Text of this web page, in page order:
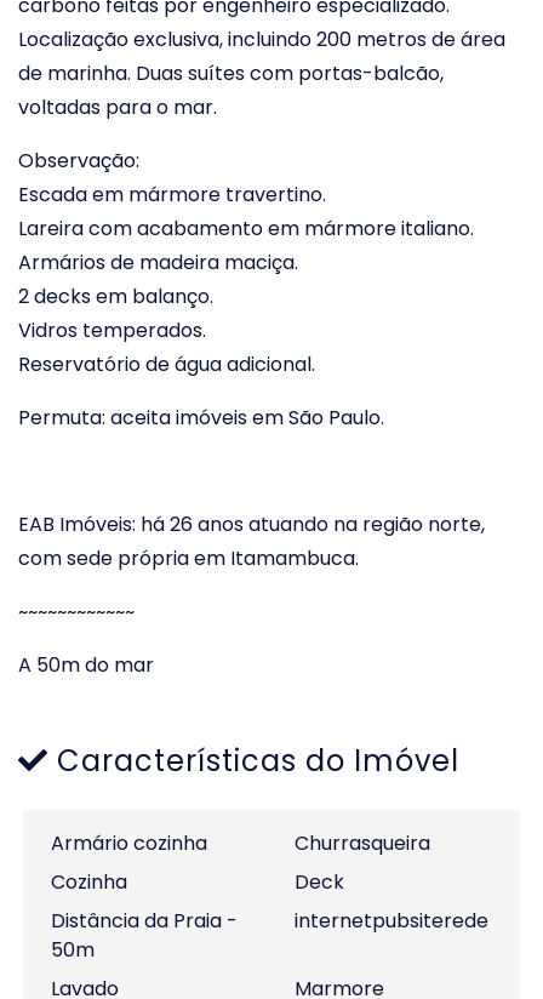
Localização exclusiva, incluindo 200 metros de área
de marinha. Duas suítes com portas-balcão,
voltadas para o mar.
Observação:
Escada em mármore travertino.
Lareira com acabamento em mármore italiano.
Armários de madeira maciça.
2 decks em balanço.
Vidros temperados.
Reservatório de água adicional.
Permuta: aceita imóveis em São Paulo.
EAB Imóveis: há 26 anos atuando na região norte,
com sede própria em Itamambuca.
~~~~~~~~~~~~
A 50m do mar
Características do Imóvel
Armário cozinha
Churrasqueira
Cozinha
Deck
Distância da Praia -
50m
internetpubsiterede
Lavado
Marmore